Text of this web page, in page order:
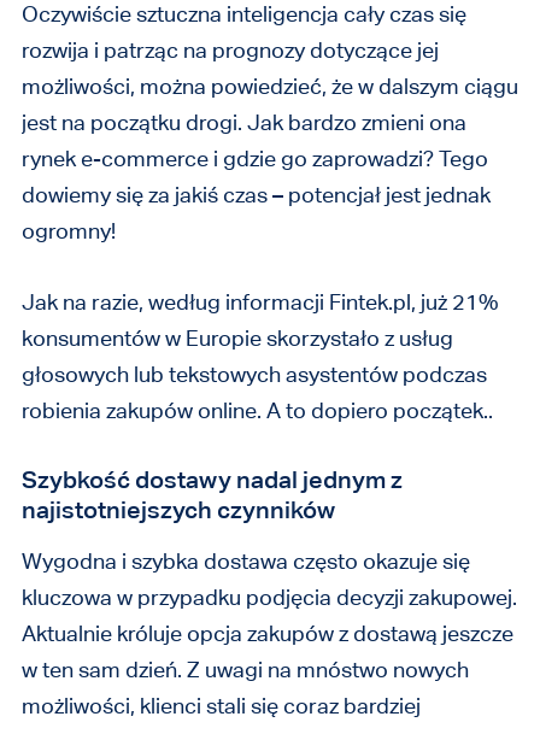
Oczywiście sztuczna inteligencja cały czas się
rozwija i patrząc na prognozy dotyczące jej
możliwości, można powiedzieć, że w dalszym ciągu
jest na początku drogi. Jak bardzo zmieni ona
rynek e-commerce i gdzie go zaprowadzi? Tego
dowiemy się za jakiś czas – potencjał jest jednak
ogromny!
Jak na razie, według informacji Fintek.pl, już 21%
konsumentów w Europie skorzystało z usług
głosowych lub tekstowych asystentów podczas
robienia zakupów online. A to dopiero początek..
Szybkość dostawy nadal jednym z
najistotniejszych czynników
Wygodna i szybka dostawa często okazuje się
kluczowa w przypadku podjęcia decyzji zakupowej.
Aktualnie króluje opcja zakupów z dostawą jeszcze
w ten sam dzień. Z uwagi na mnóstwo nowych
możliwości, klienci stali się coraz bardziej